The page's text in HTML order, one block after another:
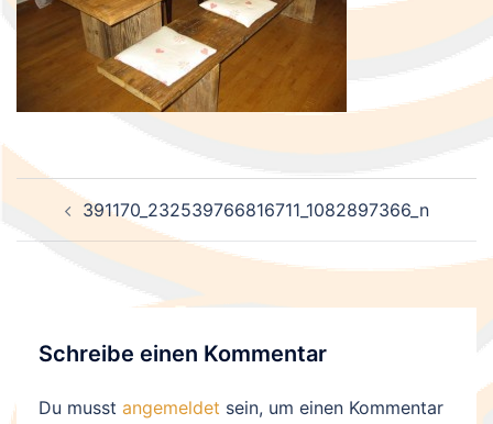
Beitragsnavigation
391170_232539766816711_1082897366_n
Schreibe einen Kommentar
Du musst angemeldet sein, um einen Kommentar